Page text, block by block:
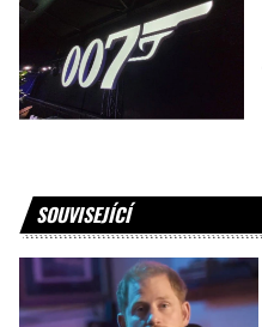
SOUVISEJÍCÍ